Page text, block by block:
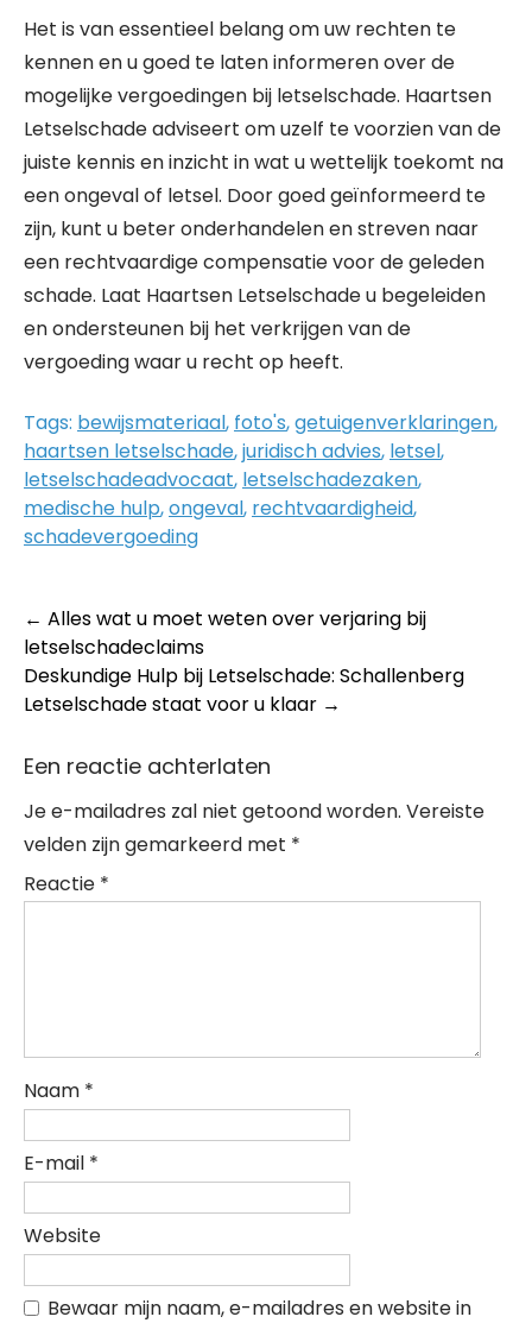
Het is van essentieel belang om uw rechten te
kennen en u goed te laten informeren over de
mogelijke vergoedingen bij letselschade. Haartsen
Letselschade adviseert om uzelf te voorzien van de
juiste kennis en inzicht in wat u wettelijk toekomt na
een ongeval of letsel. Door goed geïnformeerd te
zijn, kunt u beter onderhandelen en streven naar
een rechtvaardige compensatie voor de geleden
schade. Laat Haartsen Letselschade u begeleiden
en ondersteunen bij het verkrijgen van de
vergoeding waar u recht op heeft.
Tags: bewijsmateriaal, foto's,getuigenverklaringen,
haartsen letselschade,juridisch advies, letsel,
letselschadeadvocaat, letselschadezaken,
medische hulp,ongeval, rechtvaardigheid,
schadevergoeding
Post
navigation
← Alles wat u moet weten over verjaring bij
letselschadeclaims
Deskundige Hulp bij Letselschade: Schallenberg
Letselschade staat voor u klaar →
Een reactie achterlaten
Je e-mailadres zal niet getoond worden. Vereiste
velden zijn gemarkeerd met *
Reactie *
Naam *
E-mail *
Website
Bewaar mijn naam, e-mailadres en website in